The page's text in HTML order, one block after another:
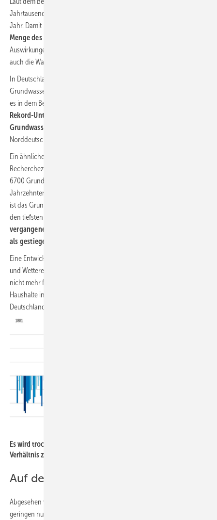
Jahrtausendwende 2,5 Gigatonnen bzw. Kubikkilometer
Jahr. Damit hat das
Menge des Bodensees weniger.
Auswirkungen auf die Verfügbarkeit von Wasserressourcen und stellt
auch die Wasserversorger vor neue Herausforderungen.
In Deutschland wird der überwiegende Teil des Trinkwassers aus
Grundwasser gewonnen. Doch die Grundwasserstände sinken, heißt
es in dem Bericht. In ganz Deutschland wurden in den Dürrejahren
Rekord-Unterschreitungen der langjährigen niedrigsten
Grundwasserstände an den Messstellen ermittelt.
Norddeutschland ist die Entwicklung besorgniserregend.
Ein ähnliches Bild zeigen Auswertungen von Correctiv. Das
Recherchezentrum hat erstmals Daten von rund
6700 Grundwassermessstellen aus den vergangenen drei
Jahrzehnten analysiert. An knapp der Hälfte aller ausgewerteten Orte
ist das Grundwasser in den Dürrejahren zwischen 2018 und 2021 auf
den tiefsten Stand seit 1990 gefallen. Insgesamt ist in den
vergangenen 32 Jahren der Grundwasserstand mehr gesunken
als gestiegen.
Eine Entwicklung mit weitreichenden Folgen. Steigende Temperaturen
und Wetterextreme führen dazu, dass sich
nicht mehr füllen. Gleichzeitig benötigen Landwirtschaft und
Haushalte in den
Deutschland bald das Trinkwasser knapp?
Es wird trockener: Temperaturveränderung in Deutschland im
Verhältnis zum Durchschnitt der Jahre 1971 bis 2000 in °C.
Auf dem Weg zur Wasserwende
Abgesehen von regional begrenzten Wassermangelgebieten mit
geringen nutzbaren Grundwasservorkommen konnte bislang in der